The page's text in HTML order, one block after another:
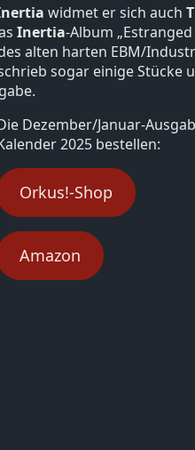
widmet er sich auch
Inertia-Album
alten harten EBM/
sogar einige Stücke
Dezember/Januar-
2025 bestellen:
Orkus!-Shop
Amazon